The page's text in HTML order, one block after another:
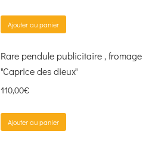
Ajouter au panier
Rare pendule publicitaire , fromage
"Caprice des dieux"
110,00€
Ajouter au panier